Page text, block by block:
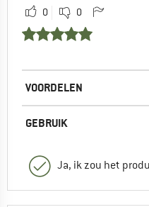
0 0
VOORDELEN
GEBRUIK
Ja, ik zou het